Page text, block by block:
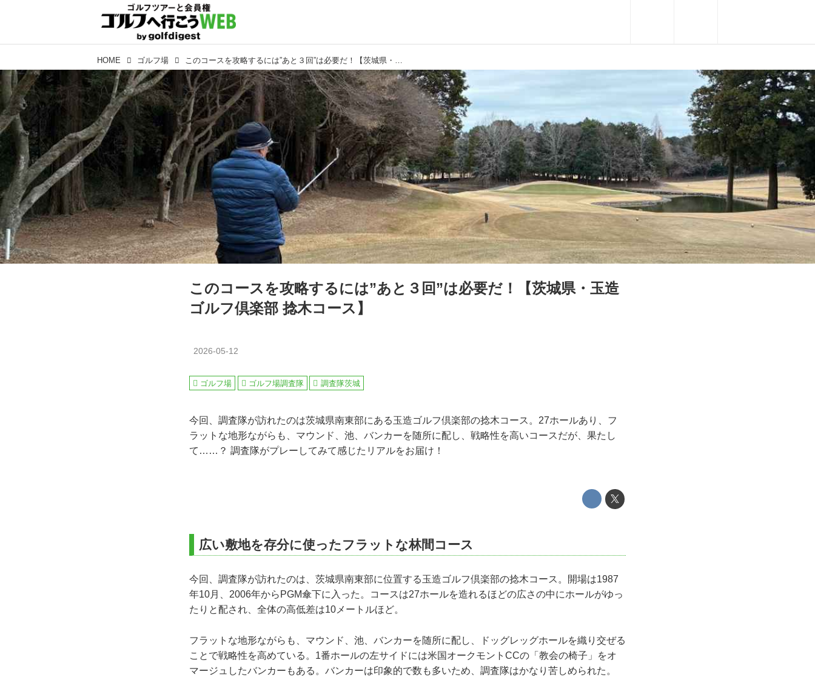
HOME ゴルフ場 このコースを攻略するには”あと３回”は必要だ！【茨城県・玉造ゴルフ倶楽部 捻木コース】
このコースを攻略するには”あと３回”は必要だ！【茨城県・玉造
ゴルフ倶楽部 捻木コース】
2026-05-12
ゴルフ場 ゴルフ場調査隊 調査隊茨城
今回、調査隊が訪れたのは茨城県南東部にある玉造ゴルフ倶楽部の捻木コース。27ホールあり、フ
ラットな地形ながらも、マウンド、池、バンカーを随所に配し、戦略性を高いコースだが、果たし
て……？ 調査隊がプレーしてみて感じたリアルをお届け！
広い敷地を存分に使ったフラットな林間コース
今回、調査隊が訪れたのは、茨城県南東部に位置する玉造ゴルフ倶楽部の捻木コース。開場は1987
年10月、2006年からPGM傘下に入った。コースは27ホールを造れるほどの広さの中にホールがゆっ
たりと配され、全体の高低差は10メートルほど。
フラットな地形ながらも、マウンド、池、バンカーを随所に配し、ドッグレッグホールを織り交ぜる
ことで戦略性を高めている。1番ホールの左サイドには米国オークモントCCの「教会の椅子」をオ
マージュしたバンカーもある。バンカーは印象的で数も多いため、調査隊はかなり苦しめられた。